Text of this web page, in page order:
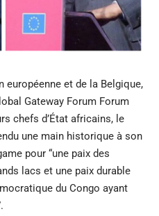
européenne et de la Belgique,
Gateway Forum Forum
chefs d’État africains, le
une main historique à son
pour “une paix des
lacs et une paix durable
du Congo ayant